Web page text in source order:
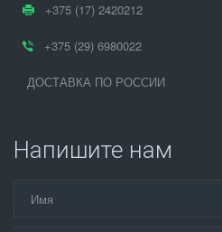
+375 (17) 2420212
+375 (29) 6980022
ДОСТАВКА ПО РОССИИ
Напишите нам